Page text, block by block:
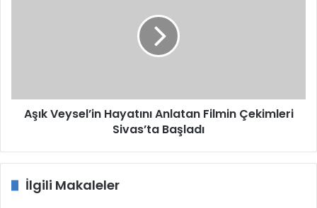
Aşık Veysel’in Hayatını Anlatan Filmin Çekimleri
Sivas’ta Başladı
İlgili Makaleler